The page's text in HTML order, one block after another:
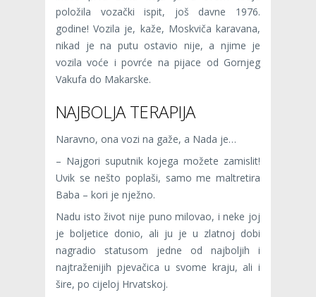
položila vozački ispit, još davne 1976.
godine! Vozila je, kaže, Moskviča karavana,
nikad je na putu ostavio nije, a njime je
vozila voće i povrće na pijace od Gornjeg
Vakufa do Makarske.
NAJBOLJA TERAPIJA
Naravno, ona vozi na gaže, a Nada je…
– Najgori suputnik kojega možete zamislit!
Uvik se nešto poplaši, samo me maltretira
Baba – kori je nježno.
Nadu isto život nije puno milovao, i neke joj
je boljetice donio, ali ju je u zlatnoj dobi
nagradio statusom jedne od najboljih i
najtraženijih pjevačica u svome kraju, ali i
šire, po cijeloj Hrvatskoj.